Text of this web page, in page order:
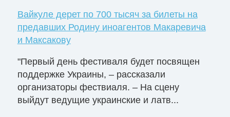
Вайкуле дерет по 700 тысяч за билеты на
предавших Родину иноагентов Макаревича
и Максакову
"Первый день фестиваля будет посвящен
поддержке Украины, – рассказали
организаторы фествиаля. – На сцену
выйдут ведущие украинские и латв...